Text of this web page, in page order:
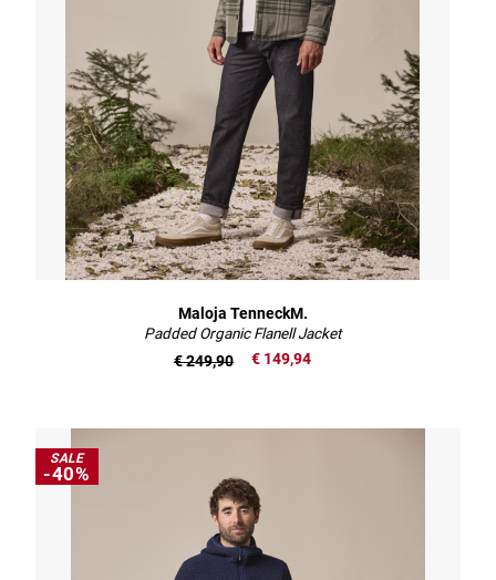
Maloja TenneckM.
Padded Organic Flanell Jacket
€ 149,94
€ 249,90
SALE
-40%